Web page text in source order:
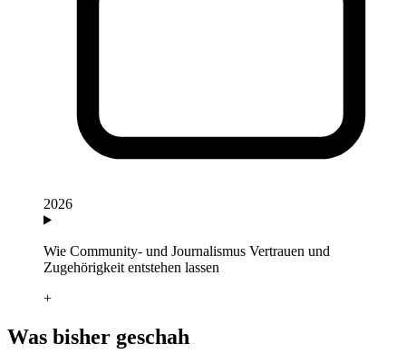
2026
Wie Community- und Journalismus Vertrauen und
Zugehörigkeit entstehen lassen
+
Was bisher geschah